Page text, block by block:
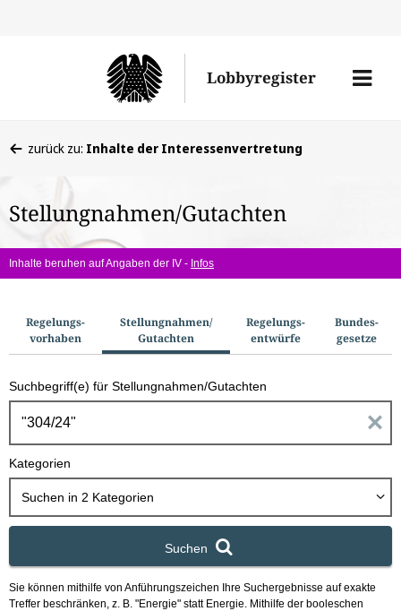
den
Lobbyregister
Menü
befinden
hier:
zurück zu: Inhalte der Interessenvertretung
Stellungnahmen/Gutachten
Inhalte beruhen auf Angaben der IV - Infos
u
c
h
o
Regelungs­
vorhaben
Stellungnahmen/​
Gutachten
Regelungs­
entwürfe
Bundes­
gesetze
Suchbegriff(e) für Stellungnahmen/Gutachten
n
g
a
Kategorien
Suchen in 2 Kategorien
Suchen
Sie können mithilfe von Anführungszeichen Ihre Suchergebnisse auf exakte
Treffer beschränken, z. B. "Energie" statt Energie. Mithilfe der booleschen